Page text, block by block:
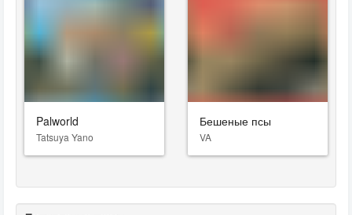
Palworld
Tatsuya Yano
Бешеные псы
VA